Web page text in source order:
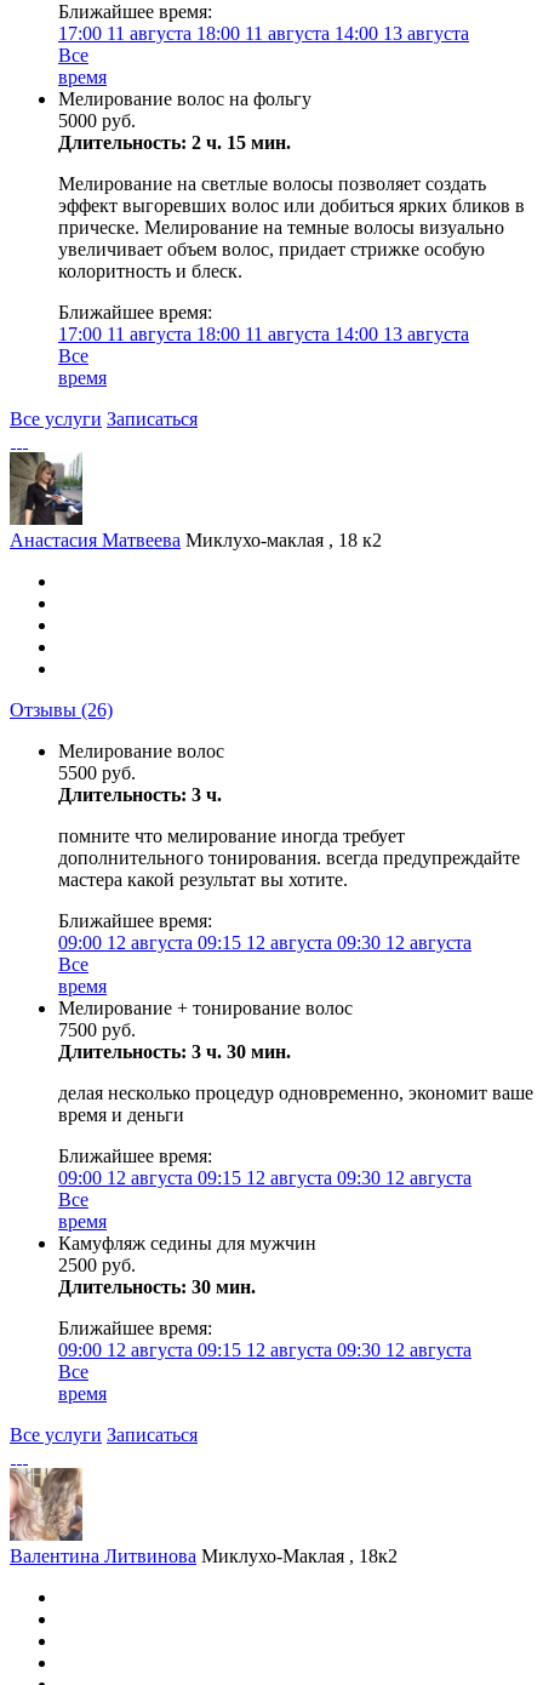
Ближайшее время:
17:00 11 августа 18:00 11 августа 14:00 13 августа
Все
время
Мелирование волос на фольгу
5000 руб.
Длительность: 2 ч. 15 мин.
Мелирование на светлые волосы позволяет создать
эффект выгоревших волос или добиться ярких бликов в
прическе. Мелирование на темные волосы визуально
увеличивает объем волос, придает стрижке особую
колоритность и блеск.
Ближайшее время:
17:00 11 августа 18:00 11 августа 14:00 13 августа
Все
время
Все услуги Записаться
Анастасия Матвеева Миклухо-маклая , 18 к2
Отзывы (26)
Мелирование волос
5500 руб.
Длительность: 3 ч.
помните что мелирование иногда требует
дополнительного тонирования. всегда предупреждайте
мастера какой результат вы хотите.
Ближайшее время:
09:00 12 августа 09:15 12 августа 09:30 12 августа
Все
время
Мелирование + тонирование волос
7500 руб.
Длительность: 3 ч. 30 мин.
делая несколько процедур одновременно, экономит ваше
время и деньги
Ближайшее время:
09:00 12 августа 09:15 12 августа 09:30 12 августа
Все
время
Камуфляж седины для мужчин
2500 руб.
Длительность: 30 мин.
Ближайшее время:
09:00 12 августа 09:15 12 августа 09:30 12 августа
Все
время
Все услуги Записаться
Валентина Литвинова Миклухо-Маклая , 18к2